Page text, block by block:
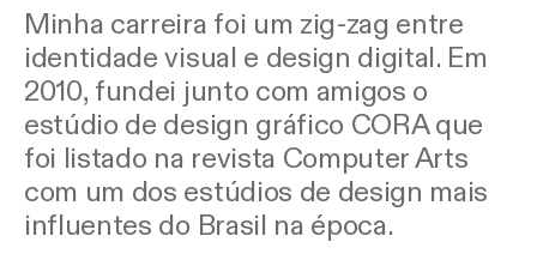
Minha carreira foi um zig-zag entre
identidade visual e design digital. Em
2010, fundei junto com amigos o
estúdio de design gráfico CORA que
foi listado na revista Computer Arts
com um dos estúdios de design mais
influentes do Brasil na época.